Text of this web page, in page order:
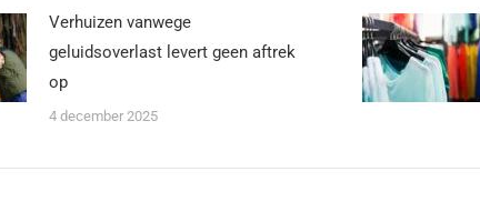
Verhuizen vanwege
geluidsoverlast levert geen aftrek
op
4 december 2025